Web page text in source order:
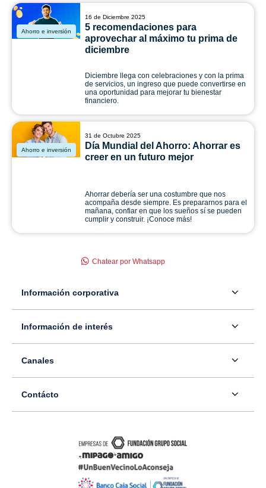
Ahorro e inversión
16 de Diciembre 2025
5 recomendaciones para
aprovechar al máximo tu prima de
diciembre
Diciembre llega con celebraciones y con la prima
de servicios, un ingreso que puede convertirse en
una oportunidad para mejorar tu bienestar
financiero.
Ahorro e inversión
31 de Octubre 2025
Día Mundial del Ahorro: Ahorrar es
creer en un futuro mejor
Ahorrar debería ser una costumbre que nos
acompaña desde siempre. Es prepararnos para el
mañana, confiar en que los sueños sí se pueden
cumplir y construir. ¡Conoce más!
Información corporativa
Información para inversionistas
Sala de prensa
Información adicional
Trabaje con nosotros
Transparencia y acceso a la información pública
Información de interés
Servicio - Atención al Consumidor financiero
Tutoriales canales digitales
Términos y condiciones de uso de internet
Canales
Ubíquenos
Directorios alternos
Contácto
Chatear por Whatsapp
Bogotá - Colombia